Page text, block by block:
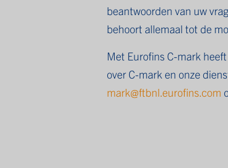
beantwoorden van uw
behoort allemaal tot de
Met Eurofins C-mark
over C-mark en onze
mark@ftbnl.eurofins.com